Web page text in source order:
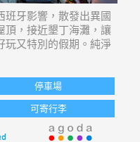
班牙影響，散發出異國
頂，接近墾丁海灘，讓
玩又特別的假期。純淨
動，在墾丁福容大飯
飯店寬闊的大廳空
199間擺設舒適的客房
停車場
可寄行李